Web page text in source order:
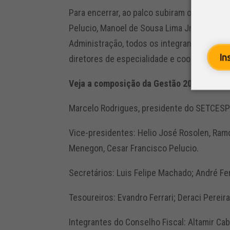
Para encerrar, ao palco subiram os ex-
Pelucio, Manoel de Sousa Lima Jr. e
Administração, todos os integrantes da
diretores de especialidade e
Veja a composição da Gestão 2025-2027
Marcelo Rodrigues, presidente do SETCESP
Vice-presidentes: Helio José Rosolen,
Menegon, Cesar Francisco Pelucio.
Secretários: Luis Felipe Machado; André
Tesoureiros: Evandro Ferrari; Deraci
Integrantes do Conselho Fiscal: Altamir